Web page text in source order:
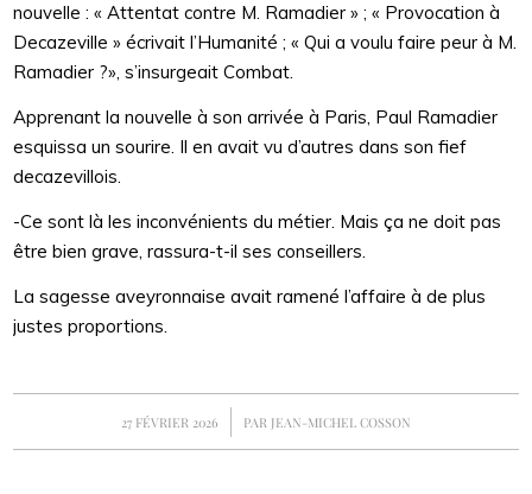
nouvelle : « Attentat contre M. Ramadier » ; « Provocation à
Decazeville » écrivait l’Humanité ; « Qui a voulu faire peur à M.
Ramadier ?», s’insurgeait Combat.
Apprenant la nouvelle à son arrivée à Paris, Paul Ramadier
esquissa un sourire. Il en avait vu d’autres dans son fief
decazevillois.
-Ce sont là les inconvénients du métier. Mais ça ne doit pas
être bien grave, rassura-t-il ses conseillers.
La sagesse aveyronnaise avait ramené l’affaire à de plus
justes proportions.
27 FÉVRIER 2026
/ PAR JEAN-MICHEL COSSON